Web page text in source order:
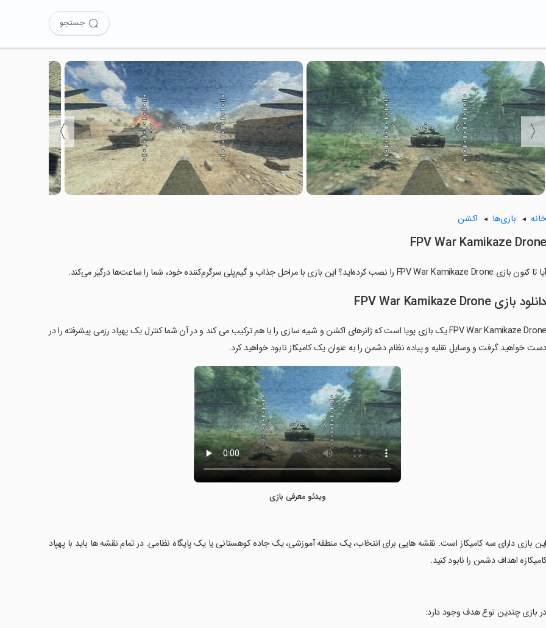
جستجو
〈
〉
خانه بازی‌ها اکشن
FPV War Kamikaze Drone
آیا تا کنون بازی FPV War Kamikaze Drone را نصب کرده‌اید؟ این بازی با مراحل جذاب و گیم‌پلی سرگرم‌کننده خود، شما را ساعت‌ها درگیر می‌کند.
دانلود بازی FPV War Kamikaze Drone
FPV War Kamikaze Drone یک بازی پویا است که ژانرهای اکشن و شبیه سازی را با هم ترکیب می کند و در آن شما کنترل یک پهپاد رزمی پیشرفته را در
دست خواهید گرفت و وسایل نقلیه و پیاده نظام دشمن را به عنوان یک کامیکاز نابود خواهید کرد.
ویدئو معرفی بازی
‏این بازی دارای سه کامیکاز است. نقشه هایی برای انتخاب، یک منطقه آموزشی، یک جاده کوهستانی یا یک پایگاه نظامی. در تمام نقشه ها باید با پهپاد
کامیکازه اهداف دشمن را نابود کنید.
‏در بازی چندین نوع هدف وجود دارد: